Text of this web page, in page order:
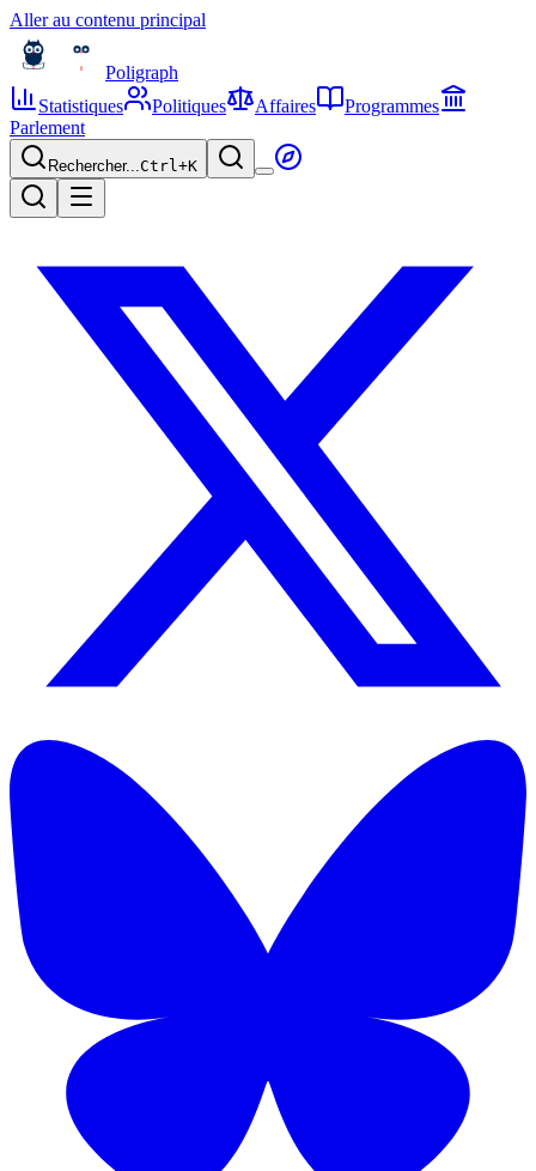
Aller au contenu principal
Poligraph
Statistiques
Politiques Affaires
Programmes
Parlement
Rechercher...Ctrl+K